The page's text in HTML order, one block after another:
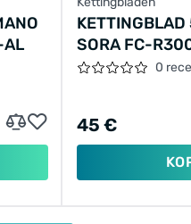
AL
SORA FC-
0
45 €